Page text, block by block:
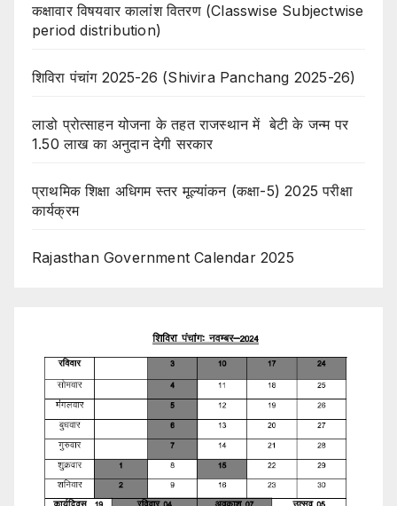
कक्षावार विषयवार कालांश वितरण (Classwise Subjectwise
period distribution)
शिविरा पंचांग 2025-26 (Shivira Panchang 2025-26)
लाडो प्रोत्साहन योजना के तहत राजस्थान में बेटी के जन्म पर
1.50 लाख का अनुदान देगी सरकार
प्राथमिक शिक्षा अधिगम स्तर मूल्यांकन (कक्षा-5) 2025 परीक्षा
कार्यक्रम
Rajasthan Government Calendar 2025